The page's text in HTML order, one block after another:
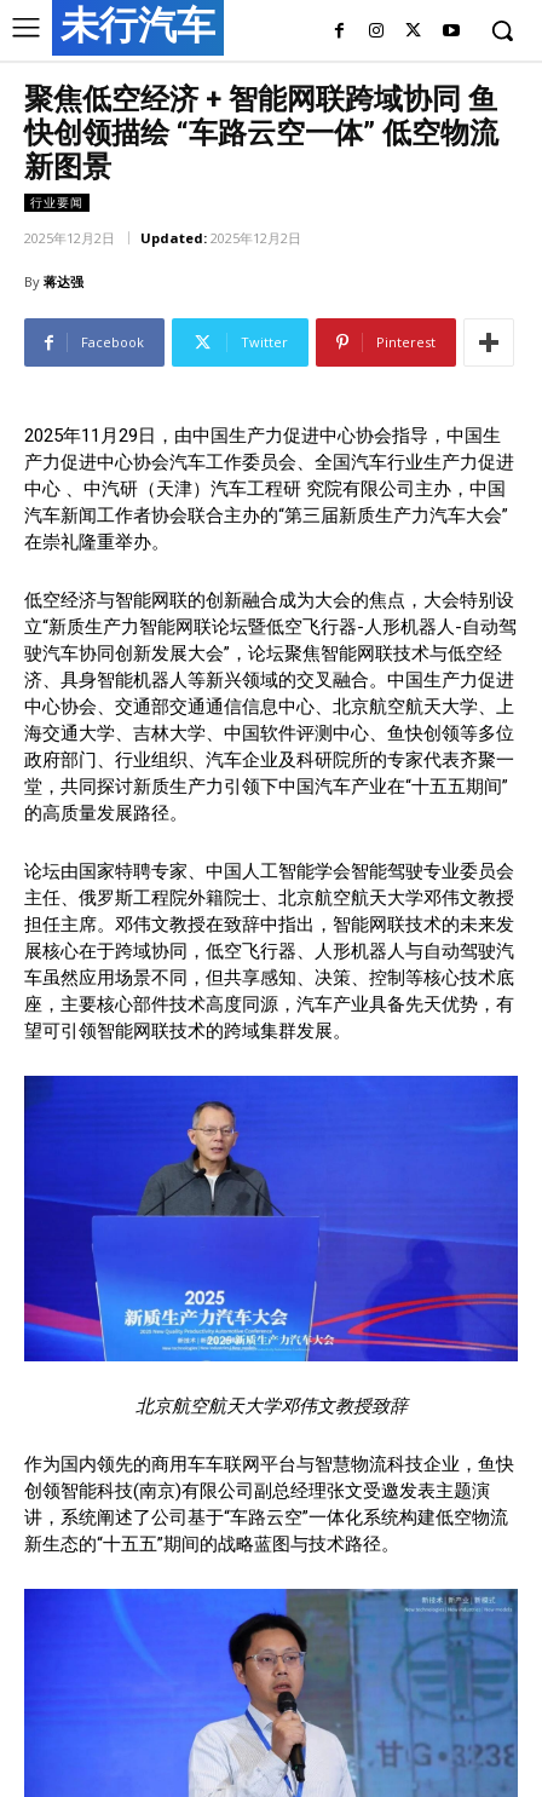
未行汽车
聚焦低空经济 + 智能网联跨域协同 鱼
快创领描绘 “车路云空一体” 低空物流
新图景
行业要闻
2025年12月2日 Updated: 2025年12月2日
By 蒋达强
Facebook Twitter Pinterest
2025年11月29日，由中国生产力促进中心协会指导，中国生
产力促进中心协会汽车工作委员会、全国汽车行业生产力促进
中心 、中汽研（天津）汽车工程研 究院有限公司主办，中国
汽车新闻工作者协会联合主办的“第三届新质生产力汽车大会”
在崇礼隆重举办。
低空经济与智能网联的创新融合成为大会的焦点，大会特别设
立“新质生产力智能网联论坛暨低空飞行器-人形机器人-自动驾
驶汽车协同创新发展大会”，论坛聚焦智能网联技术与低空经
济、具身智能机器人等新兴领域的交叉融合。中国生产力促进
中心协会、交通部交通通信信息中心、北京航空航天大学、上
海交通大学、吉林大学、中国软件评测中心、鱼快创领等多位
政府部门、行业组织、汽车企业及科研院所的专家代表齐聚一
堂，共同探讨新质生产力引领下中国汽车产业在“十五五期间”
的高质量发展路径。
论坛由国家特聘专家、中国人工智能学会智能驾驶专业委员会
主任、俄罗斯工程院外籍院士、北京航空航天大学邓伟文教授
担任主席。邓伟文教授在致辞中指出，智能网联技术的未来发
展核心在于跨域协同，低空飞行器、人形机器人与自动驾驶汽
车虽然应用场景不同，但共享感知、决策、控制等核心技术底
座，主要核心部件技术高度同源，汽车产业具备先天优势，有
望可引领智能网联技术的跨域集群发展。
北京航空航天大学邓伟文教授致辞
作为国内领先的商用车车联网平台与智慧物流科技企业，鱼快
创领智能科技(南京)有限公司副总经理张文受邀发表主题演
讲，系统阐述了公司基于“车路云空”一体化系统构建低空物流
新生态的“十五五”期间的战略蓝图与技术路径。